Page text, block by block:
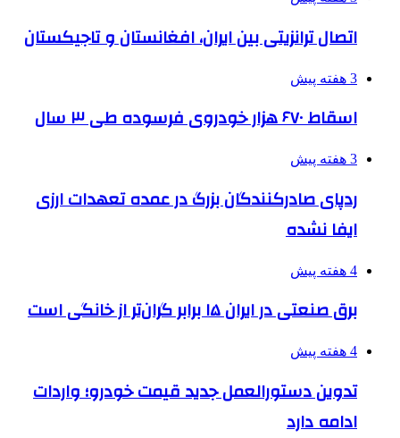
اتصال ترانزیتی بین ایران، افغانستان و تاجیکستان
3 هفته پیش
اسقاط ۶۷۰ هزار خودروی فرسوده طی ۳ سال
3 هفته پیش
ردپای صادرکنندگان بزرگ در عمده تعهدات ارزی
ایفا نشده
4 هفته پیش
برق صنعتی در ایران ۱۵ برابر گران‌تر از خانگی است
4 هفته پیش
تدوین دستورالعمل جدید قیمت خودرو؛ واردات
ادامه دارد